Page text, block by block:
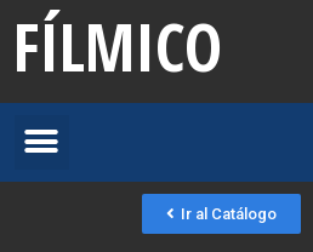
Ir al Catálogo